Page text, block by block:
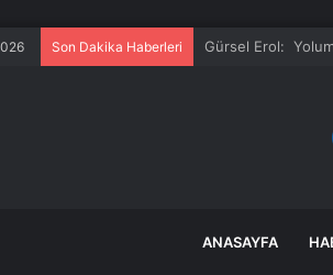
Son Dakika Haberleri Çin, 2026-2030
ANASAYFA